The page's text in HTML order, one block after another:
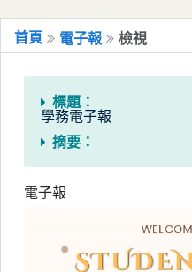
移到主要內容
國立嘉義大學電子報系統
首頁
電子報 檢視
標題：
學務電子報
摘要：
電子報